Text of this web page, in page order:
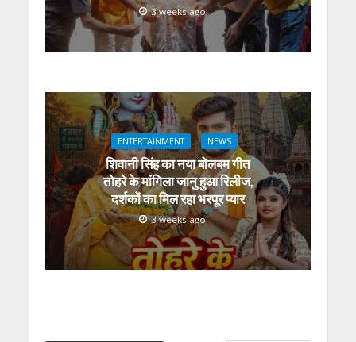
3 weeks ago
ENTERTAINMENT NEWS
शिवानी सिंह का नया बोलबम गीत
तोहरे के मांगिला जानु हुआ रिलीज,
दर्शकों का मिल रहा भरपूर प्यार
3 weeks ago